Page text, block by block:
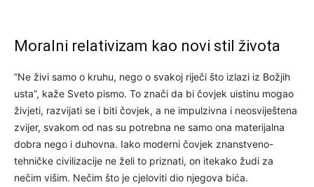
Moralni relativizam kao novi stil života
”Ne živi samo o kruhu, nego o svakoj riječi što izlazi iz Božjih
usta”, kaže Sveto pismo. To znači da bi čovjek uistinu mogao
živjeti, razvijati se i biti čovjek, a ne impulzivna i neosviještena
zvijer, svakom od nas su potrebna ne samo ona materijalna
dobra nego i duhovna. Iako moderni čovjek znanstveno-
tehničke civilizacije ne želi to priznati, on itekako žudi za
nečim višim. Nečim što je cjeloviti dio njegova bića.